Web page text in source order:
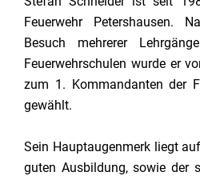
Feuerwehr Petershausen.
Besuch mehrerer
Feuerwehrschulen wurde er
zum 1. Kommandanten der
gewählt.
Sein Hauptaugenmerk liegt
guten Ausbildung, sowie der